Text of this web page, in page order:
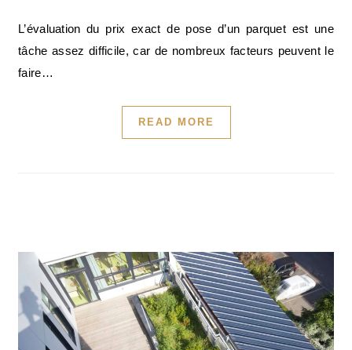
L’évaluation du prix exact de pose d’un parquet est une
tâche assez difficile, car de nombreux facteurs peuvent le
faire…
READ MORE